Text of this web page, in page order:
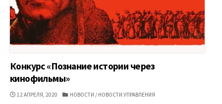
Конкурс «Познание истории через
кинофильмы»
ДАТА
12 АПРЕЛЯ, 2020 КАТЕГОРИИ
НОВОСТИ / НОВОСТИ УПРАВЛЕНИЯ